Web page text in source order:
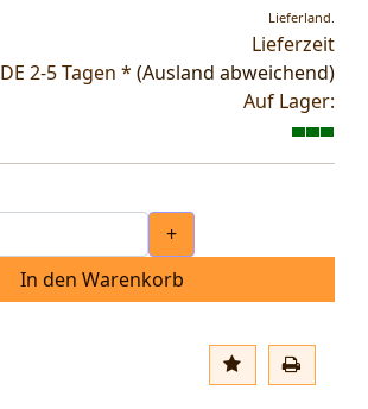
Lieferland.
Lieferzeit
DE 2-5 Tagen * (Ausland abweichend)
Auf Lager:
+
In den Warenkorb